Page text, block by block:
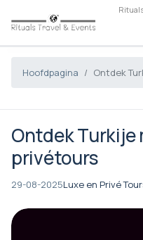
Hoofdpagina Ontdek
Ontdek Turkije
privétours
29-08-2025Luxe en Privé